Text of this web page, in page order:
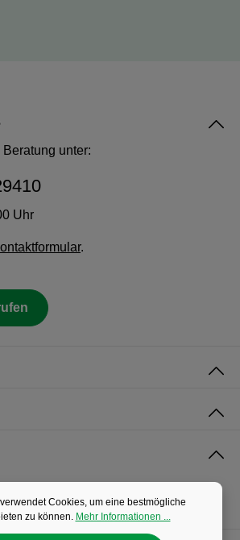
unter:
Uhr
.
Cookies, um eine bestmögliche
zu können. Mehr Informationen ...